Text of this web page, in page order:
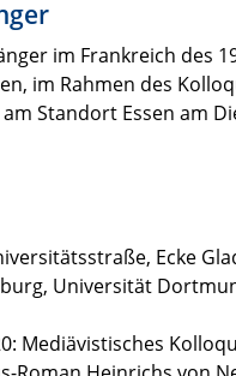
im Frankreich des
im Rahmen des
Standort Essen am
Ecke
Universität
Mediävistisches